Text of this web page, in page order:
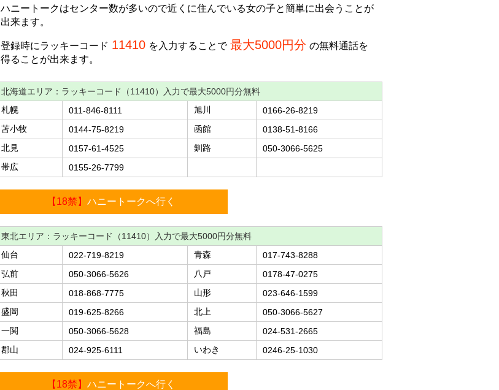
ハニートークはセンター数が多いので近くに住んでいる女の子と簡単に出会うことが
出来ます。
登録時にラッキーコード 11410 を入力することで 最大5000円分 の無料通話を
得ることが出来ます。
北海道エリア：ラッキーコード（11410）入力で最大5000円分無料
札幌
011-846-8111 旭川
0166-26-8219
苫小牧
0144-75-8219 函館
0138-51-8166
北見
0157-61-4525 釧路
050-3066-5625
帯広
0155-26-7799
【18禁】 ハニートークへ行く
東北エリア：ラッキーコード（11410）入力で最大5000円分無料
仙台
022-719-8219 青森
017-743-8288
弘前
050-3066-5626 八戸
0178-47-0275
秋田
018-868-7775 山形
023-646-1599
盛岡
019-625-8266 北上
050-3066-5627
一関
050-3066-5628 福島
024-531-2665
郡山
024-925-6111 いわき 0246-25-1030
【18禁】 ハニートークへ行く